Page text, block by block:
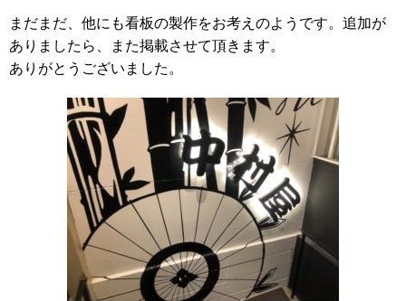
まだまだ、他にも看板の製作をお考えのようです。追加が
ありましたら、また掲載させて頂きます。
ありがとうございました。